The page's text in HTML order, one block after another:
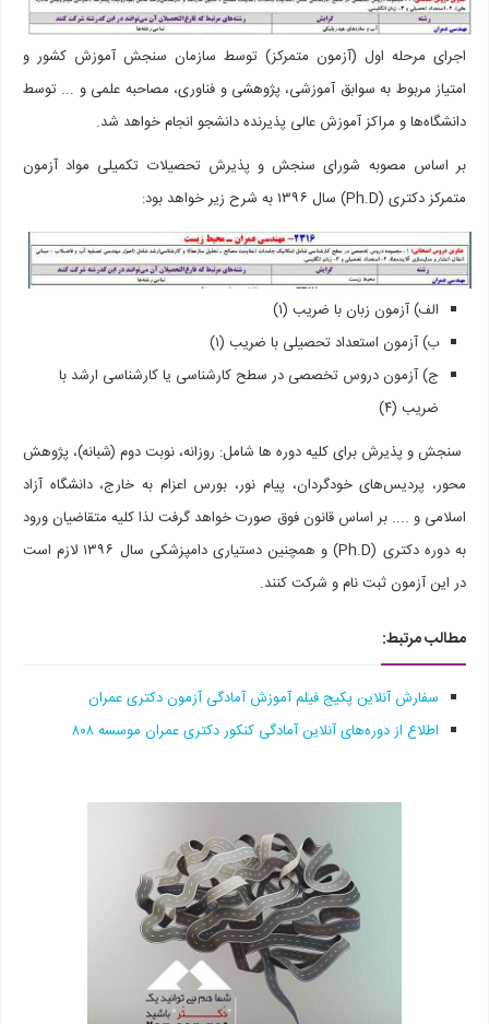
اجرای مرحله اول (آزمون متمرکز) توسط سازمان سنجش آموزش کشور و
امتیاز مربوط به سوابق آموزشی، پژوهشی و فناوری، مصاحبه علمی و ... توسط
دانشگاه‌­ها و مراکز آموزش عالی پذیرنده دانشجو انجام خواهد شد.
بر اساس مصوبه شورای سنجش و پذیرش تحصیلات تکمیلی مواد آزمون
متمركز دکتری (Ph.D) سال ۱۳۹۶ به شرح زیر خواهد بود:
الف) آزمون زبان با ضریب (۱)
ب) آزمون استعداد تحصیلی با ضریب (۱)
ج) آزمون دروس تخصصی در سطح کارشناسی یا کارشناسی ارشد با
ضریب (۴)
سنجش و پذیرش برای کلیه دوره ­ها شامل: روزانه، نوبت دوم (شبانه)، پژوهش
محور، پردیس‌­های خودگردان، پیام نور، بورس اعزام به خارج، دانشگاه آزاد
اسلامی و .... بر اساس قانون فوق صورت خواهد گرفت لذا کلیه متقاضیان ورود
به دوره دکتری (Ph.D) و همچنين دستیاری دامپزشکی سال ۱۳۹۶ لازم است
در این آزمون ثبت نام و شرکت کنند.
مطالب مرتبط:
سفارش آنلاین پکیج فیلم آموزش آمادگی آزمون دکتری عمران
اطلاع از دوره‌های آنلاین آمادگی کنکور دکتری عمران موسسه ۸۰۸